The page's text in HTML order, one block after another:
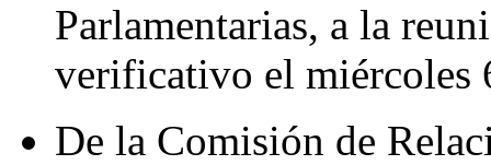
Parlamentarias, a la
verificativo el miércoles
De la Comisión de